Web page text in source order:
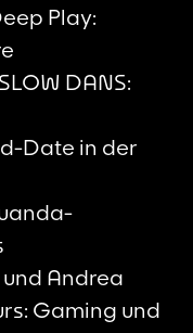
Play:
DANS:
Date in der
Andrea
Gaming und